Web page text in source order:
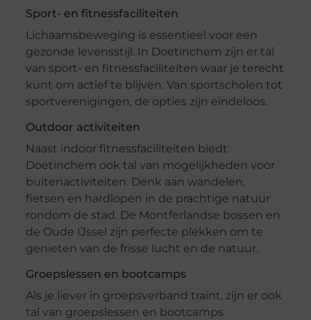
Sport- en fitnessfaciliteiten
Lichaamsbeweging is essentieel voor een
gezonde levensstijl. In Doetinchem zijn er tal
van sport- en fitnessfaciliteiten waar je terecht
kunt om actief te blijven. Van sportscholen tot
sportverenigingen, de opties zijn eindeloos.
Outdoor activiteiten
Naast indoor fitnessfaciliteiten biedt
Doetinchem ook tal van mogelijkheden voor
buitenactiviteiten. Denk aan wandelen,
fietsen en hardlopen in de prachtige natuur
rondom de stad. De Montferlandse bossen en
de Oude IJssel zijn perfecte plekken om te
genieten van de frisse lucht en de natuur.
Groepslessen en bootcamps
Als je liever in groepsverband traint, zijn er ook
tal van groepslessen en bootcamps